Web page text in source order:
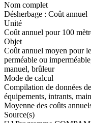
Nom complet
Désherbage : Coût annuel
Unité
Coût annuel pour 100
Objet
Coût annuel moyen pour
perméable ou
manuel, brûleur
Mode de calcul
Compilation de données
équipements, intrants,
Moyenne des coûts
Source(s)